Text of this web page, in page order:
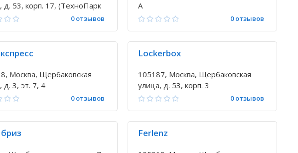
д. 53, корп. 17, (ТехноПарк
оф. 114)
0 отзывов
А
0 отзывов
Москва, Щербаковская
д. 3, эт. 7, 4
0 отзывов
Lockerbox
105187, Москва, Щербаковская
улица, д. 53, корп. 3
0 отзывов
Ferlenz